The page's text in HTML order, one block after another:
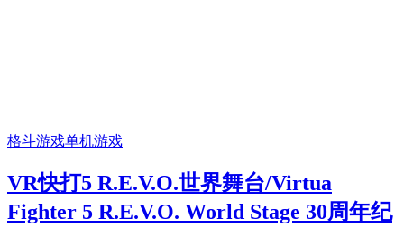
格斗游戏单机游戏
VR快打5 R.E.V.O.世界舞台/Virtua
Fighter 5 R.E.V.O. World Stage 30周年纪